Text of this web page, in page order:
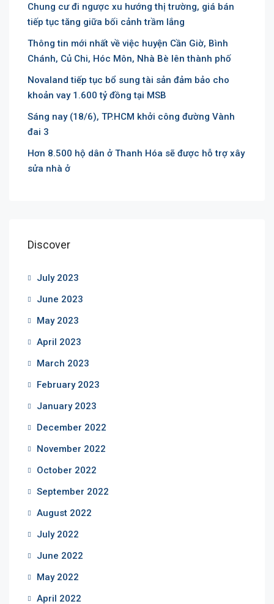
Chung cư đi ngược xu hướng thị trường, giá bán
tiếp tục tăng giữa bối cảnh trầm lắng
Thông tin mới nhất về việc huyện Cần Giờ, Bình
Chánh, Củ Chi, Hóc Môn, Nhà Bè lên thành phố
Novaland tiếp tục bổ sung tài sản đảm bảo cho
khoản vay 1.600 tỷ đồng tại MSB
Sáng nay (18/6), TP.HCM khởi công đường Vành
đai 3
Hơn 8.500 hộ dân ở Thanh Hóa sẽ được hỗ trợ xây
sửa nhà ở
Discover
July 2023
June 2023
May 2023
April 2023
March 2023
February 2023
January 2023
December 2022
November 2022
October 2022
September 2022
August 2022
July 2022
June 2022
May 2022
April 2022